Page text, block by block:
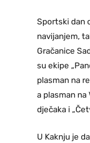
Sportski dan
navijanjem,
Gračanice
su ekipe
plasman na
a plasman na
dječaka i
U Kaknju je